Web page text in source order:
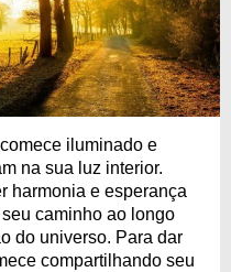
iluminado e
na sua luz interior.
harmonia e esperança
caminho ao longo
do universo. Para dar
compartilhando seu